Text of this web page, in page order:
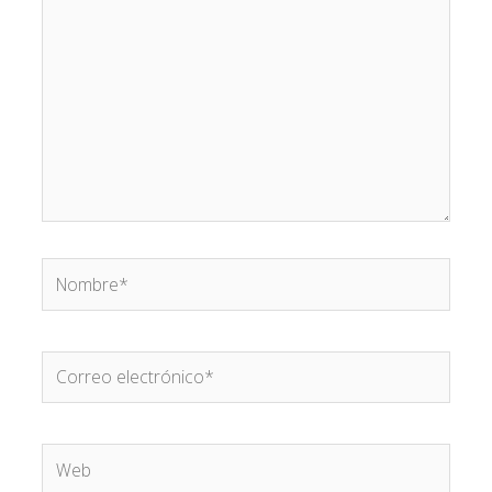
Nombre*
Correo
electrónico*
Web